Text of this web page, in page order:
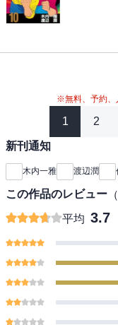
※無料、予約、
1 2
新刊通知
木内一雅 渡辺潤
この作品のレビュー （
平均 3.7